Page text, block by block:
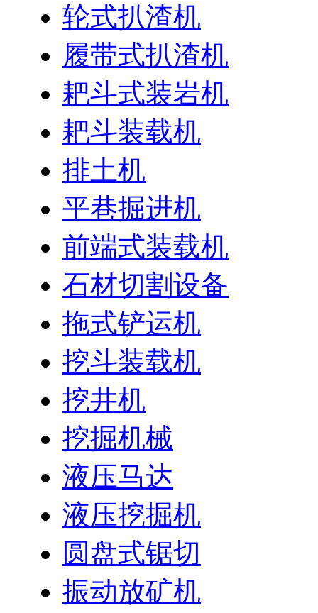
轮式扒渣机
履带式扒渣机
耙斗式装岩机
耙斗装载机
排土机
平巷掘进机
前端式装载机
石材切割设备
拖式铲运机
挖斗装载机
挖井机
挖掘机械
液压马达
液压挖掘机
圆盘式锯切
振动放矿机